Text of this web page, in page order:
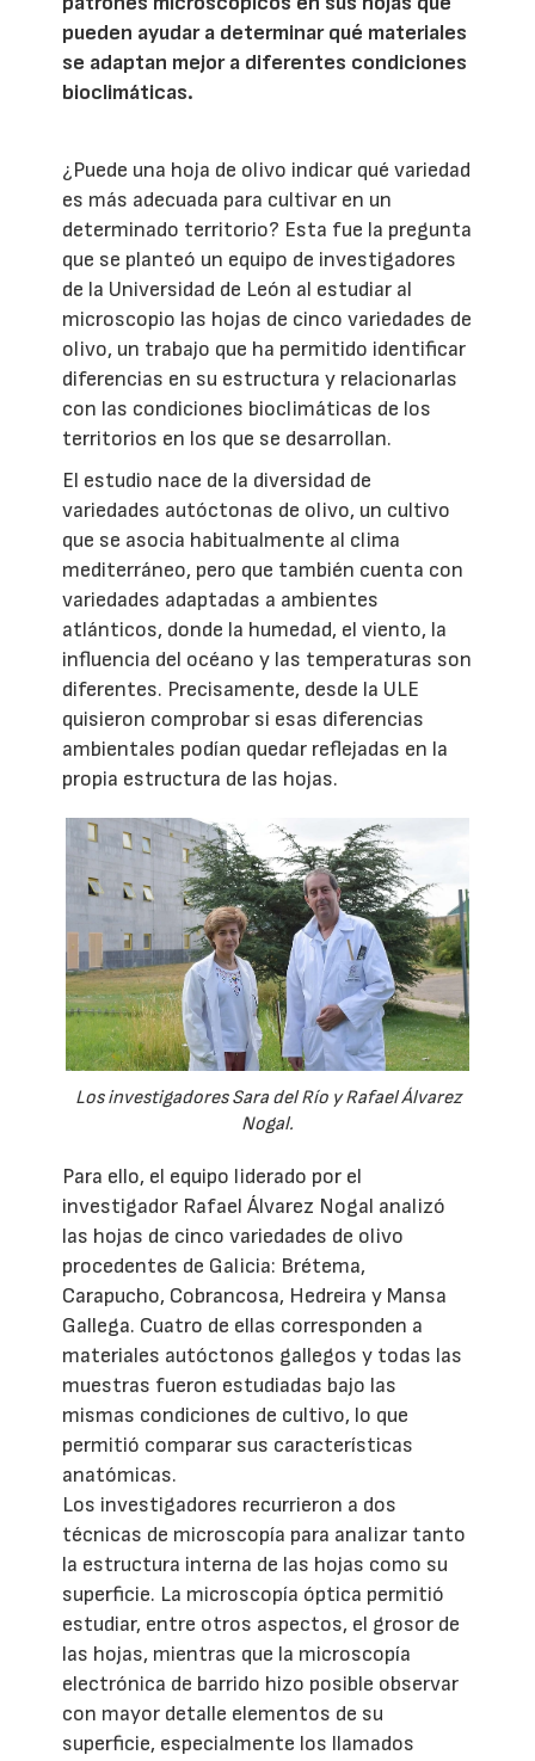
pueden ayudar a determinar qué materiales
se adaptan mejor a diferentes condiciones
bioclimáticas.
¿Puede una hoja de olivo indicar qué variedad
es más adecuada para cultivar en un
determinado territorio? Esta fue la pregunta
que se planteó un equipo de investigadores
de la Universidad de León al estudiar al
microscopio las hojas de cinco variedades de
olivo, un trabajo que ha permitido identificar
diferencias en su estructura y relacionarlas
con las condiciones bioclimáticas de los
territorios en los que se desarrollan.
El estudio nace de la diversidad de
variedades autóctonas de olivo, un cultivo
que se asocia habitualmente al clima
mediterráneo, pero que también cuenta con
variedades adaptadas a ambientes
atlánticos, donde la humedad, el viento, la
influencia del océano y las temperaturas son
diferentes. Precisamente, desde la ULE
quisieron comprobar si esas diferencias
ambientales podían quedar reflejadas en la
propia estructura de las hojas.
Los investigadores Sara del Río y Rafael Álvarez
Nogal.
Para ello, el equipo liderado por el
investigador Rafael Álvarez Nogal analizó
las hojas de cinco variedades de olivo
procedentes de Galicia: Brétema,
Carapucho, Cobrancosa, Hedreira y Mansa
Gallega. Cuatro de ellas corresponden a
materiales autóctonos gallegos y todas las
muestras fueron estudiadas bajo las
mismas condiciones de cultivo, lo que
permitió comparar sus características
anatómicas.
Los investigadores recurrieron a dos
técnicas de microscopía para analizar tanto
la estructura interna de las hojas como su
superficie. La microscopía óptica permitió
estudiar, entre otros aspectos, el grosor de
las hojas, mientras que la microscopía
electrónica de barrido hizo posible observar
con mayor detalle elementos de su
superficie, especialmente los llamados